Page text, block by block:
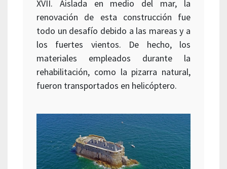
XVII. Aislada en medio del mar, la
renovación de esta construcción fue
todo un desafío debido a las mareas y a
los fuertes vientos. De hecho, los
materiales empleados durante la
rehabilitación, como la pizarra natural,
fueron transportados en helicóptero.